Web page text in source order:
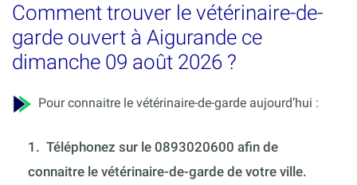
Comment trouver le vétérinaire-de-
garde ouvert à Aigurande ce
dimanche 09 août 2026 ?
Pour connaitre le vétérinaire-de-garde aujourd’hui :
1. Téléphonez sur le 0893020600 afin de
connaitre le vétérinaire-de-garde de votre ville.